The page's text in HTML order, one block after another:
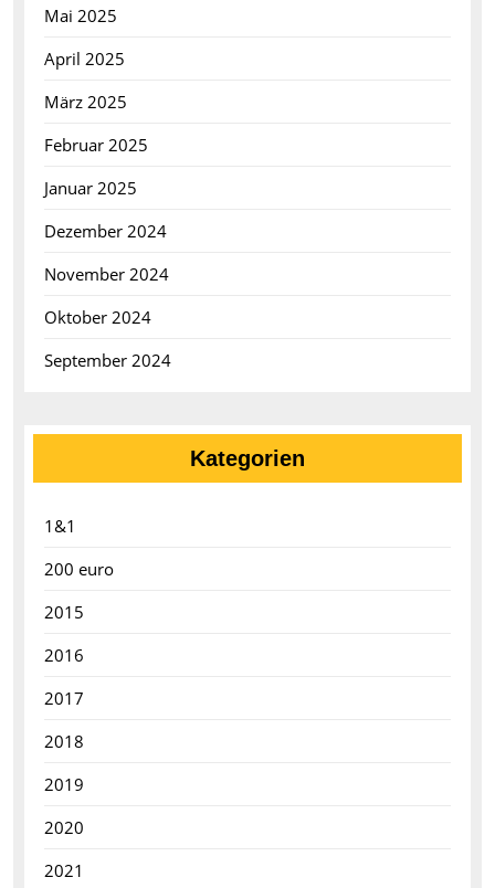
Mai 2025
April 2025
März 2025
Februar 2025
Januar 2025
Dezember 2024
November 2024
Oktober 2024
September 2024
Kategorien
1&1
200 euro
2015
2016
2017
2018
2019
2020
2021